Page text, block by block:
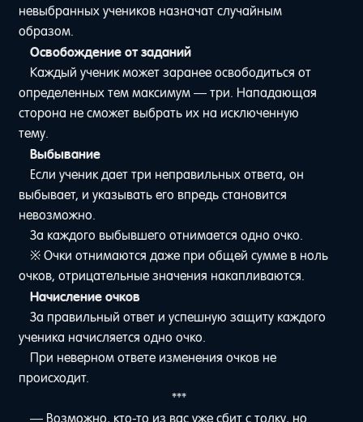
невыбранных учеников назначат случайным
образом.
Освобождение от заданий
Каждый ученик может заранее освободиться от
определенных тем максимум — три. Нападающая
сторона не сможет выбрать их на исключенную
тему.
Выбывание
Если ученик дает три неправильных ответа, он
выбывает, и указывать его впредь становится
невозможно.
За каждого выбывшего отнимается одно очко.
※ Очки отнимаются даже при общей сумме в ноль
очков, отрицательные значения накапливаются.
Начисление очков
За правильный ответ и успешную защиту каждого
ученика начисляется одно очко.
При неверном ответе изменения очков не
происходит.
***
— Возможно, кто-то из вас уже сбит с толку, но